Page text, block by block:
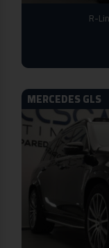
R-
MERCEDES GLS